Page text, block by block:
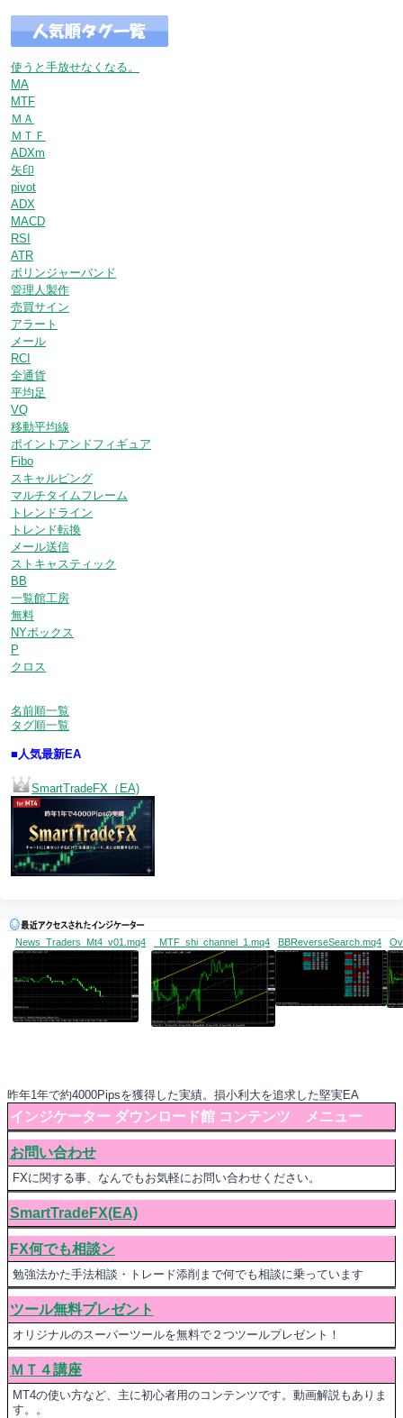
使うと手放せなくなる。
MA
MTF
ＭＡ
ＭＴＦ
ADXm
矢印
pivot
ADX
MACD
RSI
ATR
ボリンジャーバンド
管理人製作
売買サイン
アラート
メール
RCI
全通貨
平均足
VQ
移動平均線
ポイントアンドフィギュア
Fibo
スキャルピング
マルチタイムフレーム
トレンドライン
トレンド転換
メール送信
ストキャスティック
BB
一覧館工房
無料
NYボックス
P
クロス
名前順一覧
タグ順一覧
■人気最新EA
SmartTradeFX（EA)
News_Traders_Mt4_v01.mq4 _MTF_shi_channel_1.mq4 BBReverseSearch.mq4
昨年1年で約4000Pipsを獲得した実績。損小利大を追求した堅実EA
インジケーター ダウンロード館 コンテンツ メニュー
お問い合わせ
FXに関する事、なんでもお気軽にお問い合わせください。
SmartTradeFX(EA)
FX何でも相談ン
勉強法かた手法相談・トレード添削まで何でも相談に乗っています
ツール無料プレゼント
オリジナルのスーパーツールを無料で２つツールプレゼント！
ＭＴ４講座
MT4の使い方など、主に初心者用のコンテンツです。動画解説もありま
す。。